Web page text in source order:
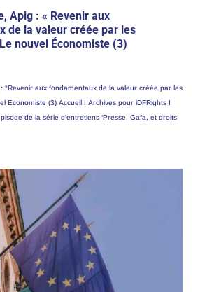
Apig : « Revenir aux
de la valeur créée par les
nouvel Économiste (3)
“Revenir aux fondamentaux de la valeur créée par les
Économiste (3) Accueil I Archives pour iDFRights I
de la série d’entretiens ‘Presse, Gafa, et droits